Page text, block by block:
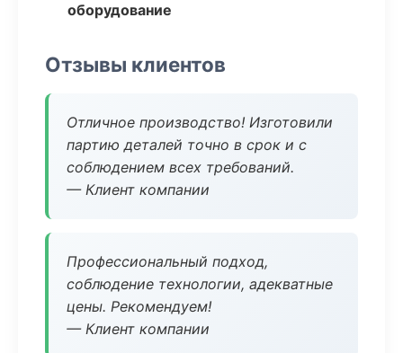
оборудование
Отзывы клиентов
Отличное производство! Изготовили
партию деталей точно в срок и с
соблюдением всех требований.
— Клиент компании
Профессиональный подход,
соблюдение технологии, адекватные
цены. Рекомендуем!
— Клиент компании